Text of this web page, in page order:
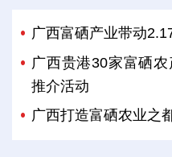
广西富硒产业带动
广西贵港30家富硒
推介活动
广西打造富硒农业之